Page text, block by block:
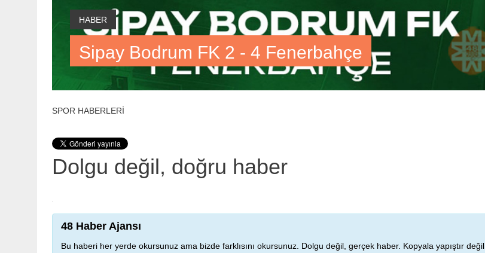
HABER
Sipay Bodrum FK 2 - 4 Fenerbahçe
SPOR HABERLERİ
Dolgu değil, doğru haber
48 Haber Ajansı
Bu haberi her yerde okursunuz ama bizde farklısını okursunuz. Dolgu değil, gerçek haber. Kopyala yapıştır değil